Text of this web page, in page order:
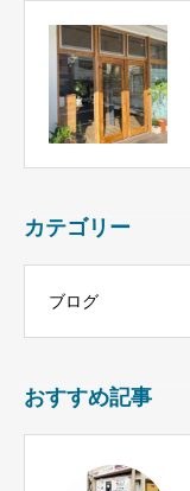
カテゴリー
ブログ
おすすめ記事